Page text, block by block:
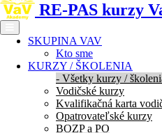
RE-PAS kurzy
SKUPINA VAV
Kto sme
KURZY / ŠKOLENIA
- Všetky kurzy /
Vodičské kurzy
Kvalifikačná karta
Opatrovateľské kurzy
BOZP a PO